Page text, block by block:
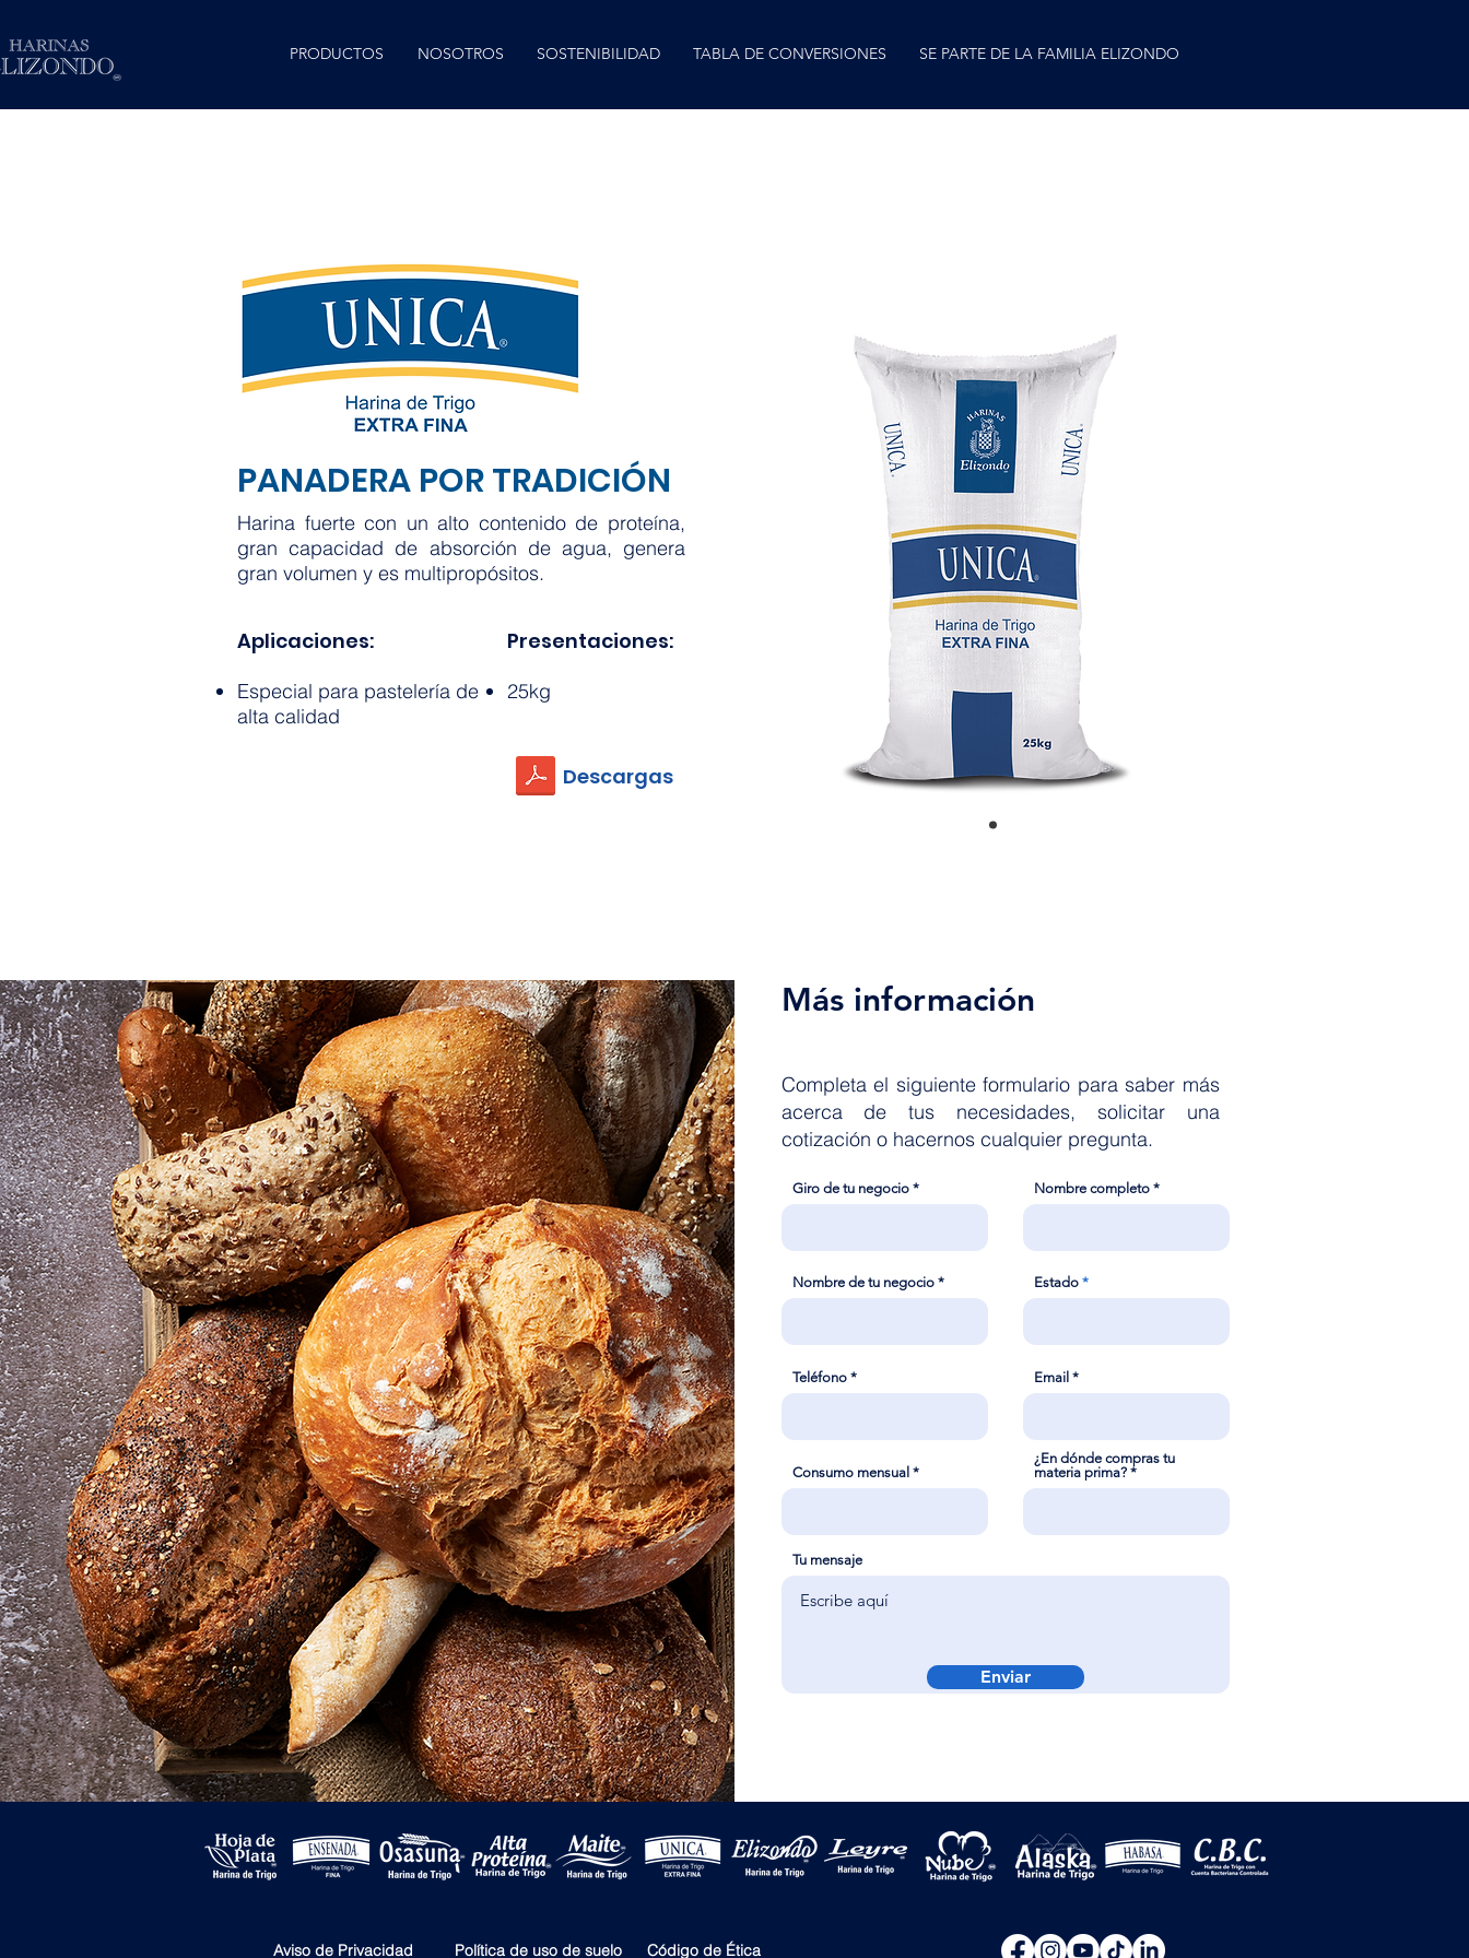
PRODUCTOS NOSOTROS SOSTENIBILIDAD TABLA DE CONVERSIONES SE PARTE DE LA FAMILIA ELIZONDO
PANADERA POR TRADICIÓN
Harina fuerte con un alto contenido de proteína,
gran capacidad de absorción de agua, genera
gran volumen y es multipropósitos.
Aplicaciones:
Especial para pastelería de
alta calidad
Presentaciones:
25kg
Descargas
Más información
Completa el siguiente formulario para saber más
acerca de tus necesidades, solicitar una
cotización o hacernos cualquier pregunta.
Giro de tu negocio
Nombre de tu negocio
Nombre completo
Estado
Teléfono
Consumo mensual
Email
¿En dónde compras tu
materia prima?
Tu mensaje
Enviar
Aviso de Privacidad Política de uso de suelo Código de Ética